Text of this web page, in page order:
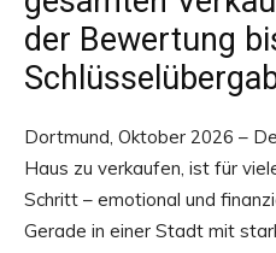
der Bewertung
Dortmund, Oktober 2026 –
Haus zu verkaufen, ist für
Schritt – emotional und
Gerade in einer Stadt mit